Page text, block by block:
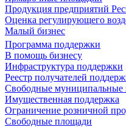
Продукция предприятий
Оценка регулирующего
Малый бизнес
Программа поддержки
В помощь бизнесу
Инфраструктура поддержки
Реестр получателей
Свободные муниципальные
Имущественная поддержка
Ограничение розничной
Свободные площади